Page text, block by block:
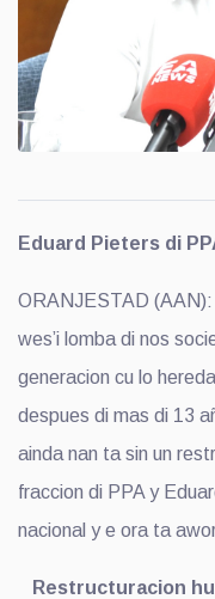
Eduard Pieters di
ORANJESTAD
wes’i lomba di nos
generacion cu lo
despues di mas di 13
ainda nan ta sin un
fraccion di PPA y
nacional y e ora ta
Restructuracion